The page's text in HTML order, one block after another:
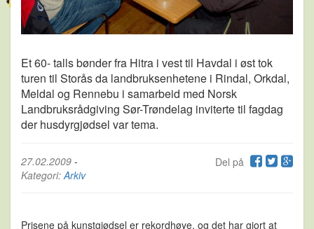
Et 60- talls bønder fra Hitra i vest til Havdal i øst tok
turen til Storås da landbruksenhetene i Rindal, Orkdal,
Meldal og Rennebu i samarbeid med Norsk
Landbruksrådgiving Sør-Trøndelag inviterte til fagdag
der husdyrgjødsel var tema.
Del på
27.02.2009 -
Kategori: Arkiv
Prisene på kunstgjødsel er rekordhøye, og det har gjort at